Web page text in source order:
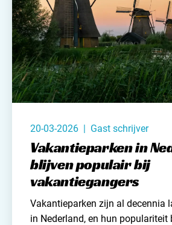
misschien je voordeel wel mee
komt deel 1.
20-03-2026 | Gast schrijver
Vakantieparken in
blijven populair bij
vakantiegangers
Vakantieparken zijn al decennia
in Nederland, en hun